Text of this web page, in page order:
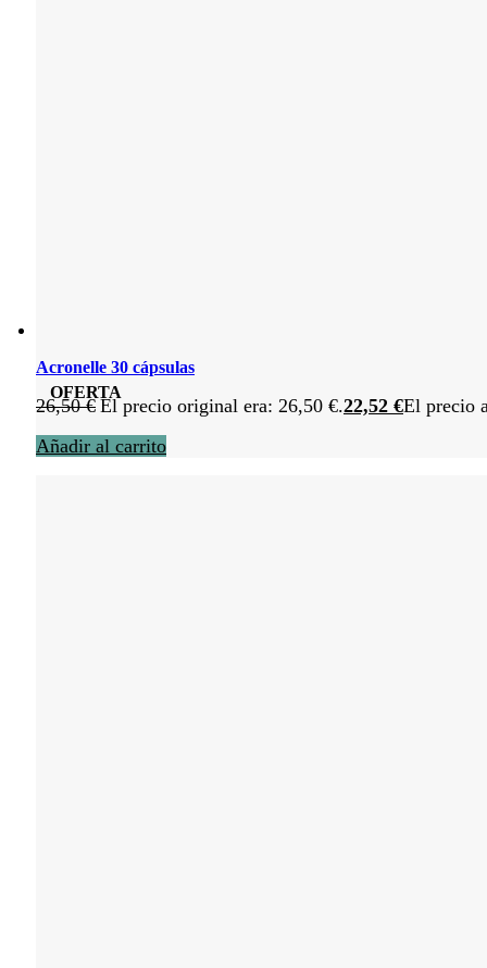
OFERTA
Acronelle 30 cápsulas
26,50€ El precio original era: 26,50 €.22,52 €El precio
Añadir al carrito